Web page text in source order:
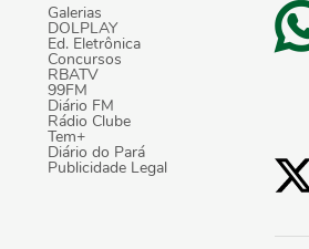
Galerias
DOLPLAY
Ed. Eletrônica
Concursos
RBATV
99FM
Diário FM
Rádio Clube
Tem+
Diário do Pará
Publicidade Legal